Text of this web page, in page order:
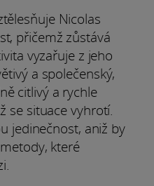
Nicolas
přičemž zůstává
vyzařuje z jeho
a společenský,
citlivý a rychle
se situace vyhrotí.
jedinečnost, aniž by
které